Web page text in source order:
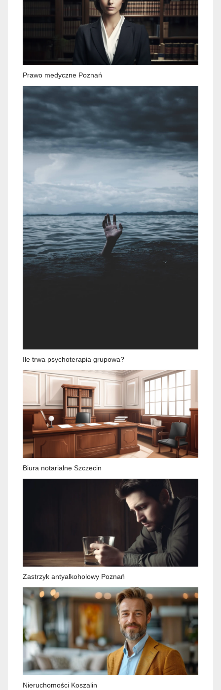
Prawo medyczne Poznań
Ile trwa psychoterapia grupowa?
Biura notarialne Szczecin
Zastrzyk antyalkoholowy Poznań
Nieruchomości Koszalin